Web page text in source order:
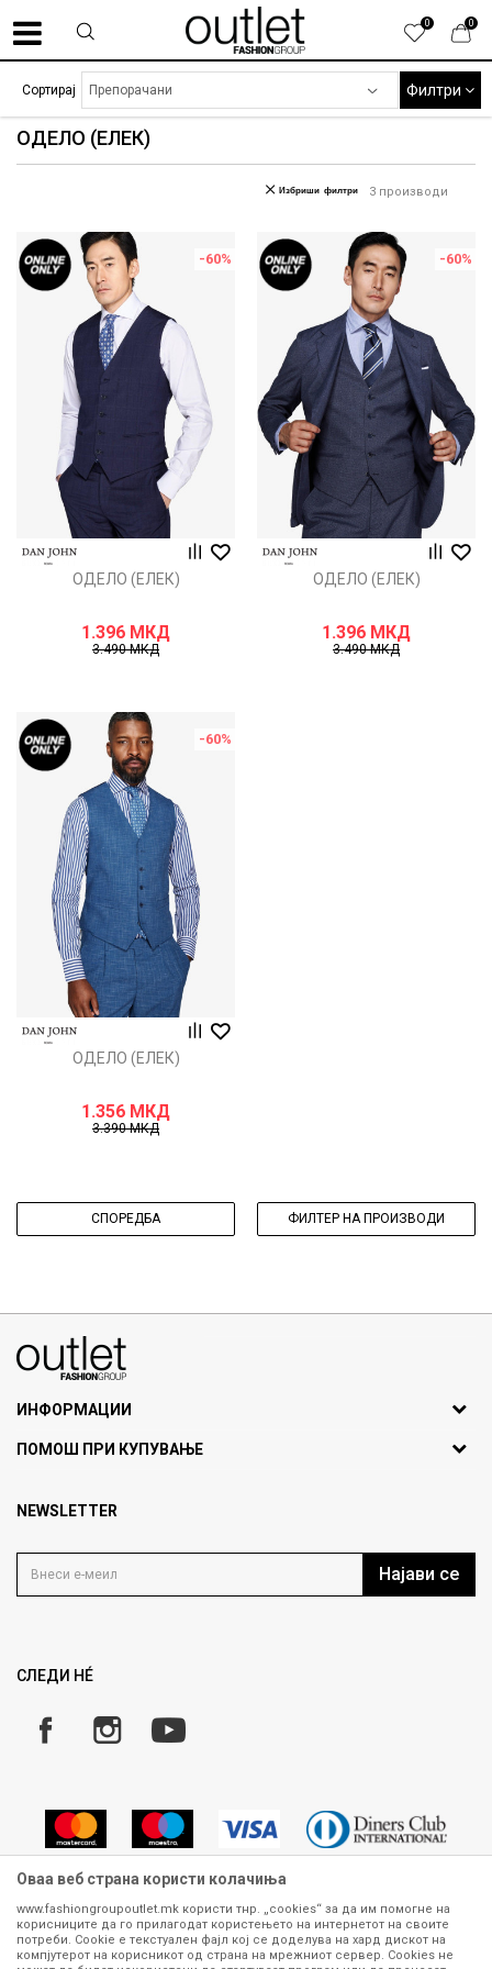
0
0
ОДЕЛО (ЕЛЕК)
Сортирај Филтри
3 производи
Избриши филтри
-60%
ОДЕЛО (ЕЛЕК)
1.396 МКД
3.490МКД
-60%
ОДЕЛО (ЕЛЕК)
1.396 МКД
3.490МКД
-60%
ОДЕЛО (ЕЛЕК)
1.356 МКД
3.390МКД
СПОРЕДБА ФИЛТЕР НА ПРОИЗВОДИ
ИНФОРМАЦИИ
За нас
Продавница
Кариера
ПОМОШ ПРИ КУПУВАЊЕ
Политика на приватност
Како да купите
Замена и рефундација на производи
Плаќање
NEWSLETTER
Најави се
СЛЕДИ НÉ
Сите информации околу производите кои се изложени на нашата
онлајн продавница се стремиме да бидат конкретни, точни и прецизни,
Оваа веб страна користи колачиња
www.fashiongroupoutlet.mk користи тнр. „cookies“ за да им помогне на
корисниците да го прилагодат користењето на интернетот на своите
потреби. Cookie е текстуален фајл кој се доделува на хард дискот на
компјутерот на корисникот од страна на мрежниот сервер. Cookies не